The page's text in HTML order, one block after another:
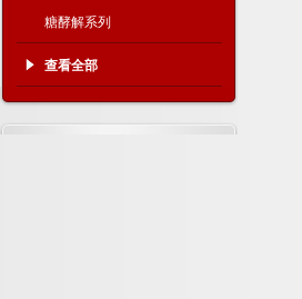
糖酵解系列
查看全部